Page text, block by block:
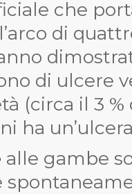
che
di
di ulcere
(circa il 3
ha
alle gambe